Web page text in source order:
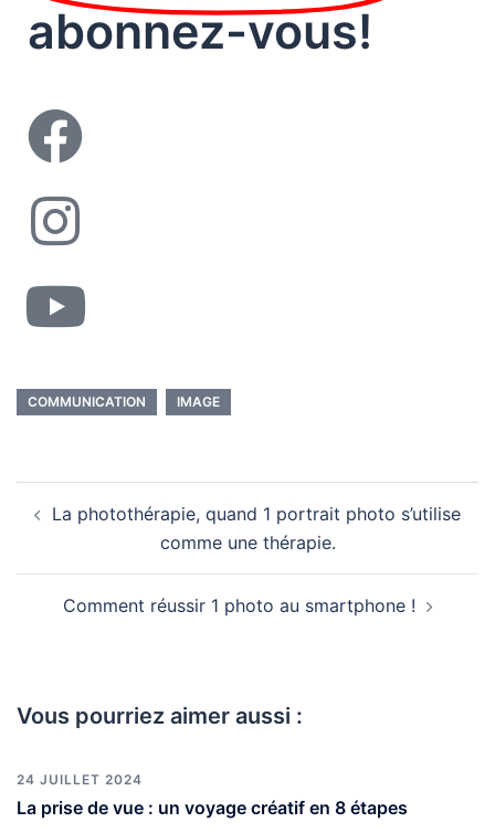
abonnez-vous!
COMMUNICATION IMAGE
La photothérapie, quand 1 portrait photo s’utilise
comme une thérapie.
Comment réussir 1 photo au smartphone !
Vous pourriez aimer aussi :
24 JUILLET 2024
La prise de vue : un voyage créatif en 8 étapes